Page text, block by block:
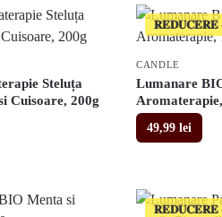
Steluța
Cuisoare, 200g
𝐑𝐄𝐃𝐔𝐂𝐄𝐑𝐄
CANDLE
Lumanare
49,99 lei
𝐑𝐄𝐃𝐔𝐂𝐄𝐑𝐄